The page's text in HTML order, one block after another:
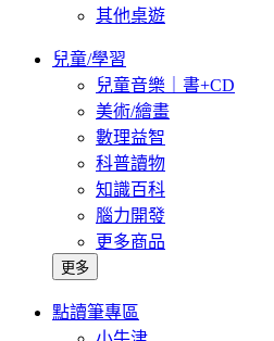
其他桌遊
兒童/學習
兒童音樂｜書+CD
美術/繪畫
數理益智
科普讀物
知識百科
腦力開發
更多商品
更多
點讀筆專區